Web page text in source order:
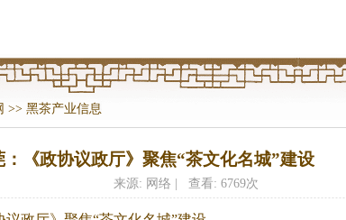
>> 黑茶产业信息
：《政协议政厅》聚焦“茶文化名城”建设
来源: 网络 | 查看: 6769次